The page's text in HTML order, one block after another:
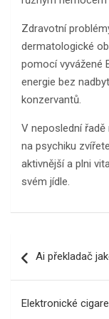
Zdravotní
dermatologické
pomocí vyvážené
energie bez
konzervantů.
V neposlední
na psychiku
aktivnější a plni
svém jídle.
proAi překladač
Elektronické